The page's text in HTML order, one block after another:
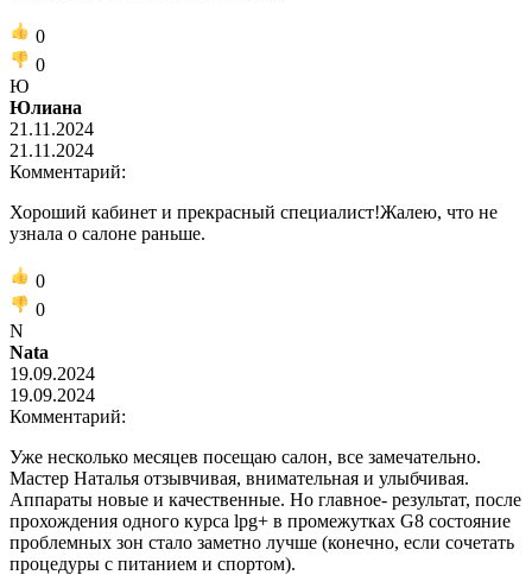
0
0
Ю
Юлиана
21.11.2024
21.11.2024
Комментарий:
Хороший кабинет и прекрасный специалист!Жалею, что не
узнала о салоне раньше.
0
0
N
Nata
19.09.2024
19.09.2024
Комментарий:
Уже несколько месяцев посещаю салон, все замечательно.
Мастер Наталья отзывчивая, внимательная и улыбчивая.
Аппараты новые и качественные. Но главное- результат, после
прохождения одного курса lpg+ в промежутках G8 состояние
проблемных зон стало заметно лучше (конечно, если сочетать
процедуры с питанием и спортом).